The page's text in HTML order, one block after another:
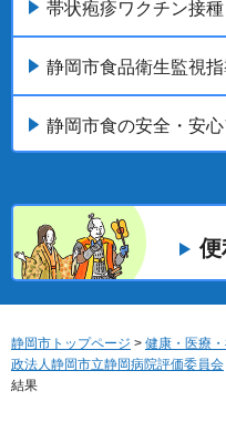
帯状疱疹ワクチン接種
静岡市食品衛生監視
静岡市食の安全・安
便
静岡市トップページ > 健康・医療
政法人静岡市立静岡病院評価委員会
結果